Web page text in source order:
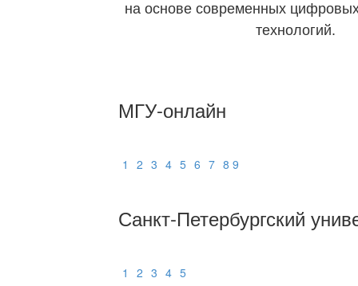
на основе современных
технологий.
МГУ-онлайн
1 2 3 4 5 6 7 8 9
Санкт-Петербургский
1 2 3 4 5